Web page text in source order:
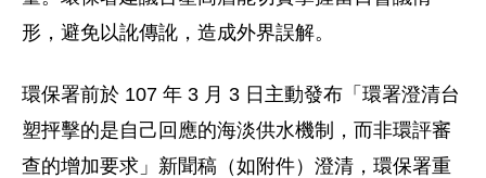
形，避免以訛傳訛，造成外界誤解。
環保署前於 107 年 3 月 3 日主動發布「環署澄清台
塑抨擊的是自己回應的海淡供水機制，而非環評審
查的增加要求」新聞稿（如附件）澄清，環保署重